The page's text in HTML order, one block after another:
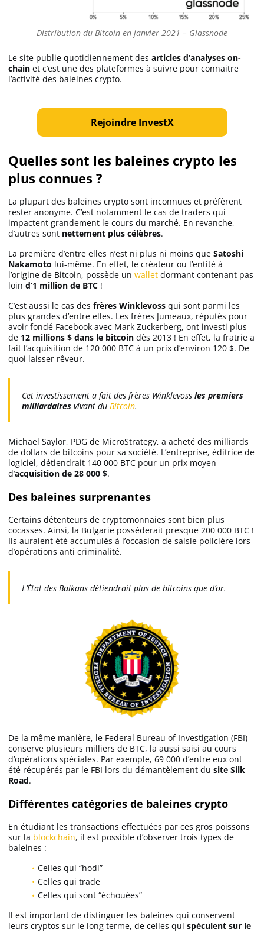
Distribution du Bitcoin en janvier 2021 – Glassnode
Le site publie quotidiennement des articles d’analyses on-
chain et c’est une des plateformes à suivre pour connaitre
l’activité des baleines crypto.
Rejoindre InvestX
Quelles sont les baleines crypto les
plus connues ?
La plupart des baleines crypto sont inconnues et préfèrent
rester anonyme. C’est notamment le cas de traders qui
impactent grandement le cours du marché. En revanche,
d’autres sont nettement plus célèbres.
La première d’entre elles n’est ni plus ni moins que Satoshi
Nakamoto lui-même. En effet, le créateur ou l’entité à
l’origine de Bitcoin, possède un wallet dormant contenant pas
loin d’1 million de BTC !
C’est aussi le cas des frères Winklevoss qui sont parmi les
plus grandes d’entre elles. Les frères Jumeaux, réputés pour
avoir fondé Facebook avec Mark Zuckerberg, ont investi plus
de 12 millions $ dans le bitcoin dès 2013 ! En effet, la fratrie a
fait l’acquisition de 120 000 BTC à un prix d’environ 120 $. De
quoi laisser rêveur.
Cet investissement a fait des frères Winklevoss les premiers
milliardaires vivant du Bitcoin.
Michael Saylor, PDG de MicroStrategy, a acheté des milliards
de dollars de bitcoins pour sa société. L’entreprise, éditrice de
logiciel, détiendrait 140 000 BTC pour un prix moyen
d’acquisition de 28 000 $.
Des baleines surprenantes
Certains détenteurs de cryptomonnaies sont bien plus
cocasses. Ainsi, la Bulgarie posséderait presque 200 000 BTC !
Ils auraient été accumulés à l’occasion de saisie policière lors
d’opérations anti criminalité.
L’État des Balkans détiendrait plus de bitcoins que d’or.
De la même manière, le Federal Bureau of Investigation (FBI)
conserve plusieurs milliers de BTC, la aussi saisi au cours
d’opérations spéciales. Par exemple, 69 000 d’entre eux ont
été récupérés par le FBI lors du démantèlement du site Silk
Road.
Différentes catégories de baleines crypto
En étudiant les transactions effectuées par ces gros poissons
sur la blockchain, il est possible d’observer trois types de
baleines :
Celles qui “hodl”
Celles qui trade
Celles qui sont “échouées”
Il est important de distinguer les baleines qui conservent
leurs cryptos sur le long terme, de celles qui spéculent sur le